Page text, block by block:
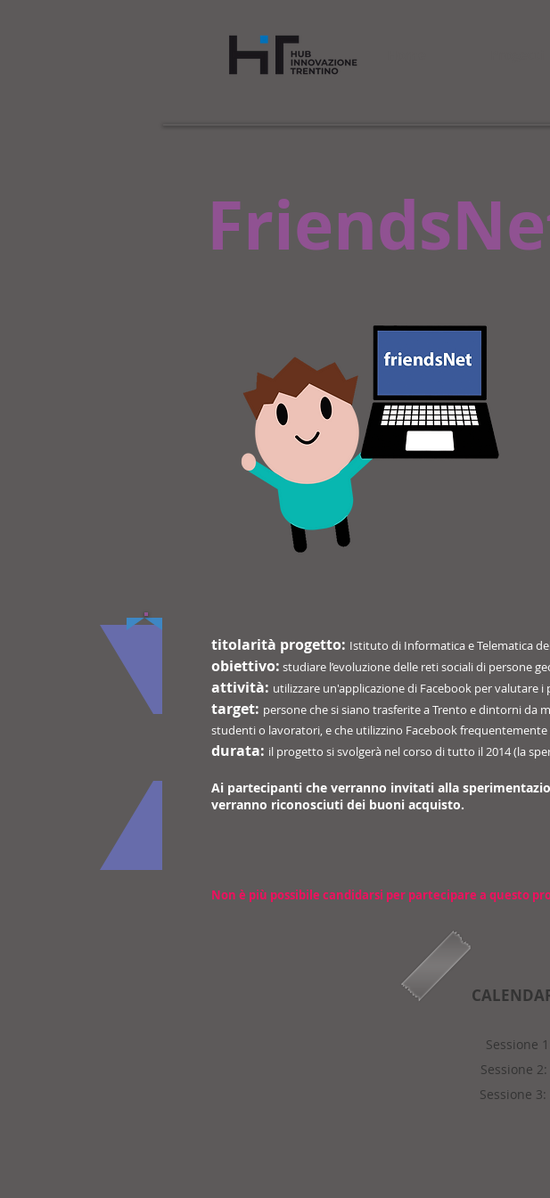
titolarità progetto: Istituto di Informatica e Telematica
obiettivo: studiare l’evoluzione delle reti sociali di persone
attività: utilizzare un'applicazione di Facebook per valutare
target: persone che si siano trasferite a Trento e dintorni da
studenti o lavoratori, e che utilizzino Facebook
durata: il progetto si svolgerà nel corso di tutto il 2014 (la
Ai partecipanti che verranno invitati alla
verranno riconosciuti dei buoni acquisto.
Non è più possibile candidarsi per partecipare a questo
Sessione
Sessione
Sessione 3: